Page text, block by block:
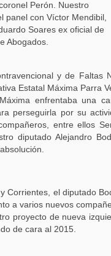
Perón. Nuestro
panel con Víctor Mendibil,
Soares ex oficial de
Abogados.
y de Faltas
Estatal Máxima Parra
enfrentaba una
perseguirla por su
entre ellos
diputado Alejandro
Corrientes, el diputado
a varios nuevos
proyecto de nueva
de cara al 2015.